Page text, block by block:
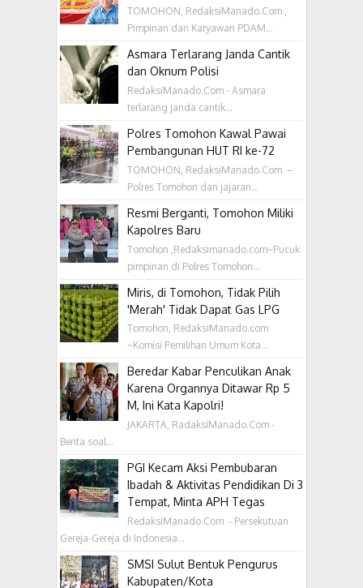
TOMOHON, RedaksiManado.Com ,
Pimpinan dan Karyawan PDAM...
Asmara Terlarang Janda Cantik
dan Oknum Polisi
RedaksiManado.Com - Asmara
terlarang janda cantik...
Polres Tomohon Kawal Pawai
Pembangunan HUT RI ke-72
TOMOHON, RedaksiManado.Com –
Polres Tomohon dan jajaran...
Resmi Berganti, Tomohon Miliki
Kapolres Baru
Tomohon ,Redaksimanado.com~Pucuk
pimpinan di Polres Tomohon...
Miris, di Tomohon, Tidak Pilih
'Merah' Tidak Dapat Gas LPG
Tomohon, RedaksiManado.com
~Komisi Pemilihan Umum Kota...
Beredar Kabar Penculikan Anak
Karena Organnya Ditawar Rp 5
M, Ini Kata Kapolri!
JAKARTA, RadaksiManado.Com -
Berita soal...
PGI Kecam Aksi Pembubaran
Ibadah & Aktivitas Pendidikan Di 3
Tempat, Minta APH Tegas
RedaksiManado.Com - Persekutuan
Gereja-Gereja di Indonesia...
SMSI Sulut Bentuk Pengurus
Kabupaten/Kota